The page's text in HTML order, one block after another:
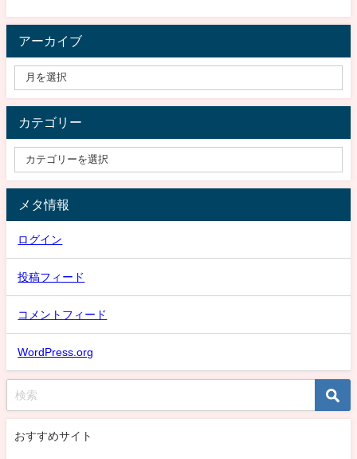
アーカイブ
カテゴリー
メタ情報
ログイン
投稿フィード
コメントフィード
WordPress.org
おすすめサイト